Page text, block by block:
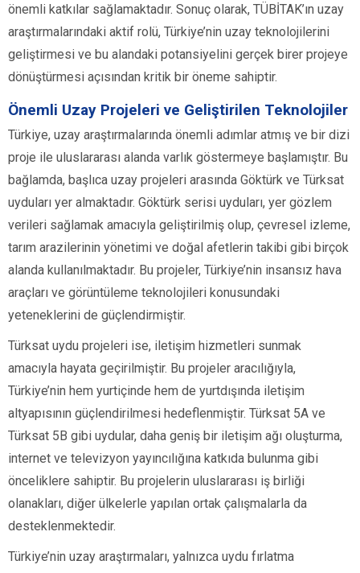
önemli katkılar sağlamaktadır. Sonuç olarak, TÜBİTAK’ın uzay
araştırmalarındaki aktif rolü, Türkiye’nin uzay teknolojilerini
geliştirmesi ve bu alandaki potansiyelini gerçek birer projeye
dönüştürmesi açısından kritik bir öneme sahiptir.
Önemli Uzay Projeleri ve Geliştirilen Teknolojiler
Türkiye, uzay araştırmalarında önemli adımlar atmış ve bir dizi
proje ile uluslararası alanda varlık göstermeye başlamıştır. Bu
bağlamda, başlıca uzay projeleri arasında Göktürk ve Türksat
uyduları yer almaktadır. Göktürk serisi uyduları, yer gözlem
verileri sağlamak amacıyla geliştirilmiş olup, çevresel izleme,
tarım arazilerinin yönetimi ve doğal afetlerin takibi gibi birçok
alanda kullanılmaktadır. Bu projeler, Türkiye’nin insansız hava
araçları ve görüntüleme teknolojileri konusundaki
yeteneklerini de güçlendirmiştir.
Türksat uydu projeleri ise, iletişim hizmetleri sunmak
amacıyla hayata geçirilmiştir. Bu projeler aracılığıyla,
Türkiye’nin hem yurtiçinde hem de yurtdışında iletişim
altyapısının güçlendirilmesi hedeflenmiştir. Türksat 5A ve
Türksat 5B gibi uydular, daha geniş bir iletişim ağı oluşturma,
internet ve televizyon yayıncılığına katkıda bulunma gibi
önceliklere sahiptir. Bu projelerin uluslararası iş birliği
olanakları, diğer ülkelerle yapılan ortak çalışmalarla da
desteklenmektedir.
Türkiye’nin uzay araştırmaları, yalnızca uydu fırlatma